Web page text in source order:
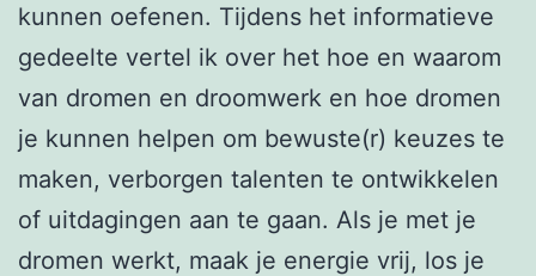
kunnen oefenen. Tijdens het informatieve
gedeelte vertel ik over het hoe en waarom
van dromen en droomwerk en hoe dromen
je kunnen helpen om bewuste(r) keuzes te
maken, verborgen talenten te ontwikkelen
of uitdagingen aan te gaan. Als je met je
dromen werkt, maak je energie vrij, los je